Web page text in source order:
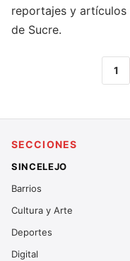
reportajes y artículos
de Sucre.
1
SECCIONES
SINCELEJO
Barrios
Cultura y Arte
Deportes
Digital